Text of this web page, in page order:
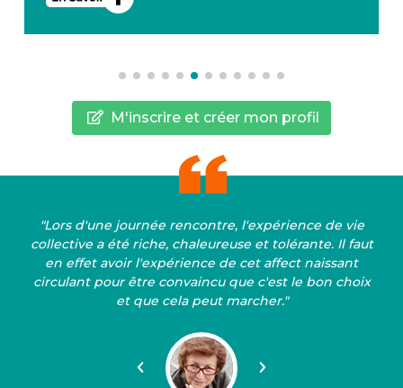
M'inscrire et créer mon profil
"Lors d'une journée rencontre, l'expérience de vie
collective a été riche, chaleureuse et tolérante. Il faut
en effet avoir l'expérience de cet affect naissant
circulant pour être convaincu que c'est le bon choix
et que cela peut marcher."
Précédent Suivant